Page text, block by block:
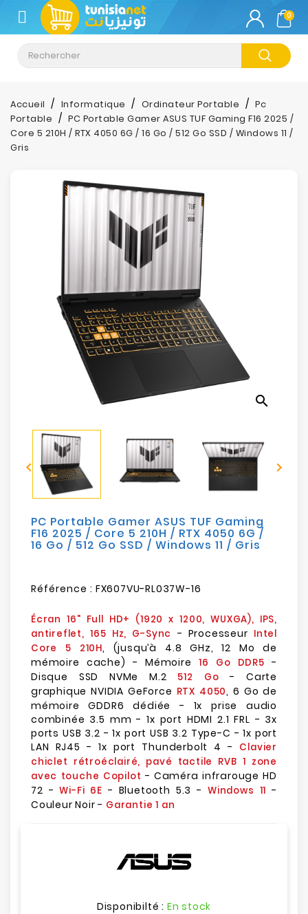
CATÉGORIE
Climatisation
Informatique
Téléphonie
&
Impression
Stockage
Electroménager
Bureautique
Mobilités
Loisirs
0
Accueil Informatique Ordinateur Portable
Pc
Portable
PC Portable Gamer ASUS TUF Gaming F16 2025 /
Core 5 210H / RTX 4050 6G / 16 Go / 512 Go SSD / Windows 11 /
Gris
search
 
PC Portable Gamer ASUS TUF Gaming
F16 2025 / Core 5 210H / RTX 4050 6G /
16 Go / 512 Go SSD / Windows 11 / Gris
Référence : FX607VU-RL037W-16
Écran 16" Full HD+ (1920 x 1200, WUXGA), IPS,
antireflet, 165 Hz, G-Sync - Processeur Intel
Core 5 210H, (jusqu’à 4.8 GHz, 12 Mo de
mémoire cache) - Mémoire 16 Go DDR5-
Disque SSD NVMe M.2 512 Go - Carte
graphique NVIDIA GeForce RTX 4050, 6 Go de
mémoire GDDR6 dédiée - 1x prise audio
combinée 3.5 mm - 1x port HDMI 2.1 FRL - 3x
ports USB 3.2 - 1x port USB 3.2 Type-C - 1x port
LAN RJ45 - 1x port Thunderbolt 4 - Clavier
chiclet rétroéclairé, pavé tactile RVB 1 zone
avec touche Copilot - Caméra infrarouge HD
72 -Wi-Fi 6E - Bluetooth 5.3 -Windows 11 -
Couleur Noir - Garantie 1 an
Disponibilté : En stock